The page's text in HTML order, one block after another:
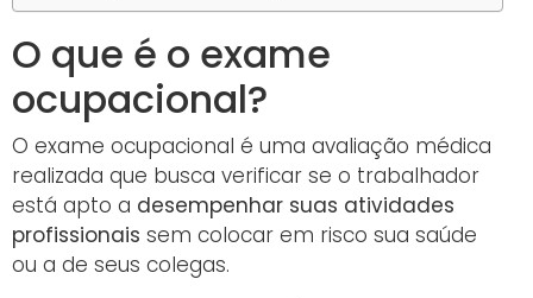
O que é o exame
ocupacional?
O exame ocupacional é uma avaliação médica
realizada que busca verificar se o trabalhador
está apto a desempenhar suas atividades
profissionais sem colocar em risco sua saúde
ou a de seus colegas.